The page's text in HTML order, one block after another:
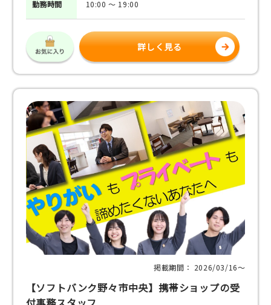
勤務時間 10:00 ～ 19:00
詳しく見る
掲載期間： 2026/03/16〜
【ソフトバンク野々市中央】携帯ショップの受